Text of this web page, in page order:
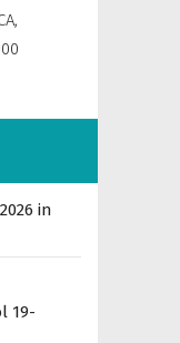
in
19-